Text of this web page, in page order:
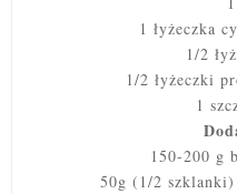
1 łyżeczka
1/2
1/2 łyżeczki
1
150-200 g
50g (1/2